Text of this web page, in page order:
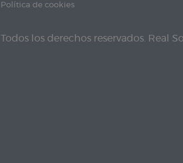
Política de cookies
Todos los derechos reservados. Real